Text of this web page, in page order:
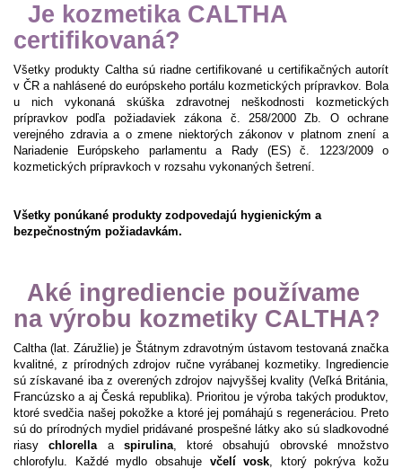
Je kozmetika CALTHA
certifikovaná?
Všetky produkty Caltha sú riadne certifikované u certifikačných autorít
v ČR a nahlásené do európskeho portálu kozmetických prípravkov. Bola
u nich vykonaná skúška zdravotnej neškodnosti kozmetických
prípravkov podľa požiadaviek zákona č. 258/2000 Zb. O ochrane
verejného zdravia a o zmene niektorých zákonov v platnom znení a
Nariadenie Európskeho parlamentu a Rady (ES) č. 1223/2009 o
kozmetických prípravkoch v rozsahu vykonaných šetrení.
Všetky ponúkané produkty zodpovedajú hygienickým a
bezpečnostným požiadavkám.
Aké ingrediencie používame
na výrobu kozmetiky CALTHA?
Caltha (lat. Záružlie) je Štátnym zdravotným ústavom testovaná značka
kvalitné, z prírodných zdrojov ručne vyrábanej kozmetiky. Ingrediencie
sú získavané iba z overených zdrojov najvyššej kvality (Veľká Británia,
Francúzsko a aj Česká republika). Prioritou je výroba takých produktov,
ktoré svedčia našej pokožke a ktoré jej pomáhajú s regeneráciou. Preto
sú do prírodných mydiel pridávané prospešné látky ako sú sladkovodné
riasychlorellaa spirulina, ktoré obsahujú obrovské množstvo
chlorofylu. Každé mydlo obsahuje včelí vosk, ktorý pokrýva kožu